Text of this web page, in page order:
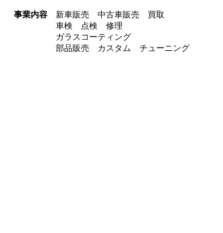
事業内容 新車販売 中古車販売 買取
車検 点検 修理
ガラスコーティング
​ 部品販売 カスタム チューニング